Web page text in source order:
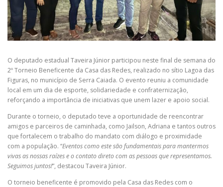
O deputado estadual Taveira Júnior participou neste final de semana do
2º Torneio Beneficente da Casa das Redes, realizado no sítio Lagoa das
Figuras, no município de Serra Caiada. O evento reuniu a comunidade
local em um dia de esporte, solidariedade e confraternização,
reforçando a importância de iniciativas que unem lazer e apoio social.
Durante o torneio, o deputado teve a oportunidade de reencontrar
amigos e parceiros de caminhada, como Jailson, Adriana e tantos outros
que fortalecem o trabalho do mandato com diálogo e proximidade
com a população. “Eventos como este são fundamentais para mantermos
vivas as nossas raízes e o contato direto com as pessoas que representamos.
Seguimos juntos!”, destacou Taveira Júnior.
O torneio beneficente é promovido pela Casa das Redes com o